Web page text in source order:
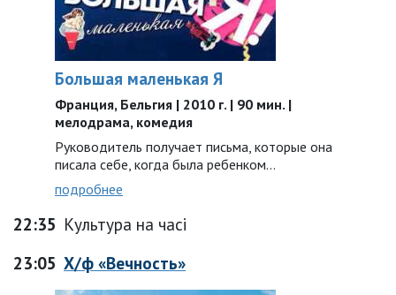
Большая маленькая Я
Франция, Бельгия | 2010 г. | 90 мин. |
мелодрама, комедия
Руководитель получает письма, которые она
писала себе, когда была ребенком…
подробнее
22:35 Культура на часі
23:05 Х/ф «Вечность»